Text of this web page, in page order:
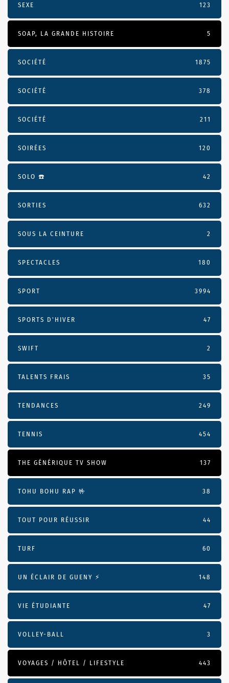
SEXE 123
SOAP, LA GRANDE HISTOIRE 5
SOCIÉTÉ 1875
SOCIÉTÉ 378
SOCIÉTÉ 211
SOIRÉES 120
SOLO ☎️ 42
SORTIES 632
SOUS LA CEINTURE 2
SPECTACLES 180
SPORT 3994
SPORTS D'HIVER 47
SWIFT 2
TALENTS FRAIS 35
TENDANCES 249
TENNIS 454
THE GÉNÉRIQUE TV SHOW 137
TOHU BOHU RAP 🤟 38
TOUT POUR RÉUSSIR 44
TURF 60
UN ÉCLAIR DE GUENY ⚡️ 148
VIE ÉTUDIANTE 47
VOLLEY-BALL 3
VOYAGES / HÔTEL / LIFESTYLE 443